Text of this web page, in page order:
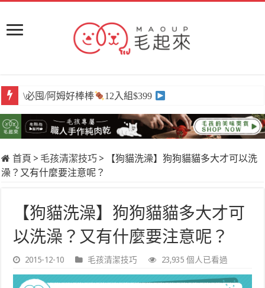
\必囤/阿姆好棒棒 12入組$399
首頁 > 毛孩清潔技巧 >
【狗貓洗澡】狗狗貓貓多大才可以洗
澡？又有什麼要注意呢？
【狗貓洗澡】狗狗貓貓多大才可
以洗澡？又有什麼要注意呢？
2015-12-10 毛孩清潔技巧 23,935 個人已看過